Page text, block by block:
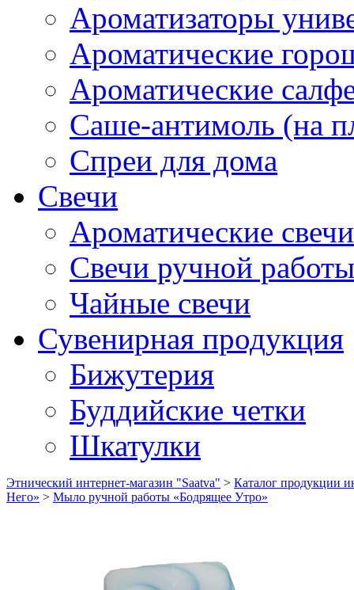
Ароматизаторы
Ароматические
Ароматические
Саше-антимоль (на
Спреи для дома
Свечи
Ароматические свечи
Свечи ручной работы
Чайные свечи
Сувенирная продукция
Бижутерия
Буддийские четки
Шкатулки
Этнический интернет-магазин "Saatva" > Каталог продукции
Него» > Мыло ручной работы «Бодрящее Утро»